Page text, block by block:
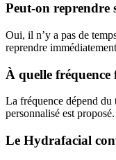
Peut-on reprendre
Oui, il n’y a pas de
reprendre
À quelle
La fréquence dépend
personnalisé est proposé.
Le Hydrafacial